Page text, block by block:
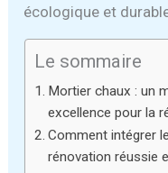
écologique et
Le sommaire
Mortier chaux : un
excellence pour la
Comment intégrer
rénovation réussie